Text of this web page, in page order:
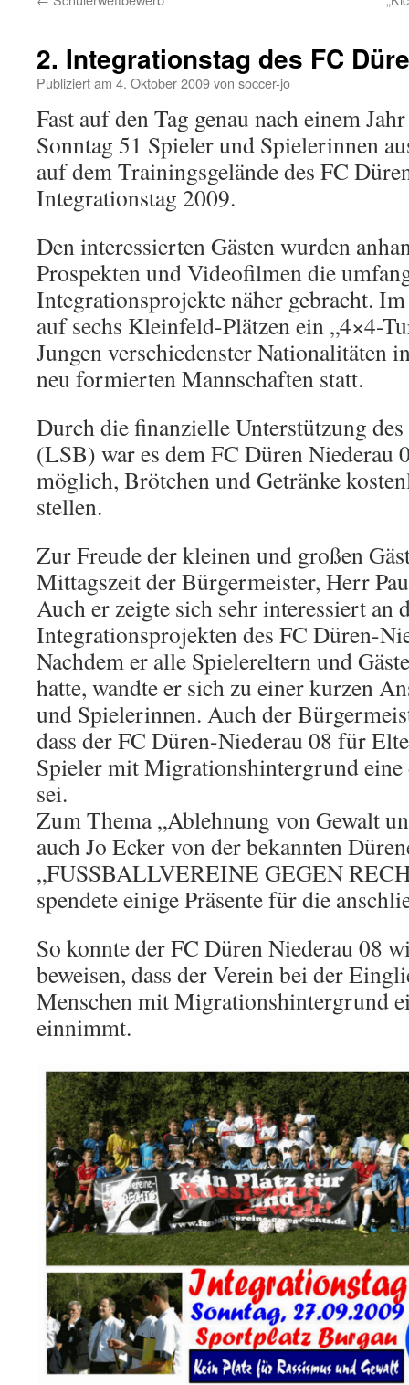
2. Integrationstag des FC
Publiziert am 4. Oktober 2009von soccer-jo
Fast auf den Tag genau nach einem
Sonntag 51 Spieler und Spielerinnen
auf dem Trainingsgelände des FC
Integrationstag 2009.
Den interessierten Gästen wurden
Prospekten und Videofilmen die
Integrationsprojekte näher gebracht.
auf sechs Kleinfeld-Plätzen ein „4×4-
Jungen verschiedenster Nationalitäten
neu formierten Mannschaften statt.
Durch die finanzielle Unterstützung
(LSB) war es dem FC Düren Niederau
möglich, Brötchen und Getränke
stellen.
Zur Freude der kleinen und großen
Mittagszeit der Bürgermeister, Herr
Auch er zeigte sich sehr interessiert an
Integrationsprojekten des FC Düren-
Nachdem er alle Spielereltern und
hatte, wandte er sich zu einer kurzen
und Spielerinnen. Auch der
dass der FC Düren-Niederau 08 für
Spieler mit Migrationshintergrund eine
sei.
Zum Thema „Ablehnung von Gewalt
auch Jo Ecker von der bekannten
„FUSSBALLVEREINE GEGEN
spendete einige Präsente für die
So konnte der FC Düren Niederau 08
beweisen, dass der Verein bei der
Menschen mit Migrationshintergrund
einnimmt.